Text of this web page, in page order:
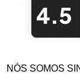
NÓS SOMOS